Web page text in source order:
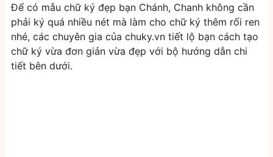
Để có mẫu chữ ký đẹp bạn Chánh, Chanh không cần
phải ký quá nhiều nét mà làm cho chữ ký thêm rối ren
nhé, các chuyên gia của chuky.vn tiết lộ bạn cách tạo
chữ ký vừa đơn giản vừa đẹp với bộ hướng dẫn chi
tiết bên dưới.